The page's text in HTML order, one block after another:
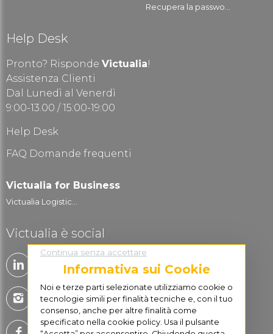
Recupera la passwo...
Help Desk
Pronto? Risponde Victualia!
Assistenza Clienti
Dal Lunedì al Venerdì
9:00-13.00 / 15:00-19:00
Help Desk
FAQ Domande frequenti
Victualia for Business
Victualia Logistic...
Victualia è social
Continua senza accettare
Informativa sui Cookie
Noi e terze parti selezionate utilizziamo cookie o
tecnologie simili per finalità tecniche e, con il tuo
consenso, anche per altre finalità come
specificato nella cookie policy. Usa il pulsante